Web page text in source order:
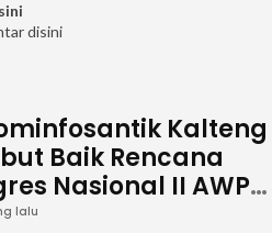
disini
Kalteng
Baik Rencana
Nasional II AWPI
lalu